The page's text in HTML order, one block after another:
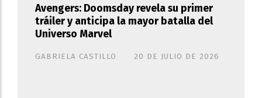
Avengers: Doomsday revela su primer
tráiler y anticipa la mayor batalla del
Universo Marvel
GABRIELA CASTILLO 20 DE JULIO DE 2026